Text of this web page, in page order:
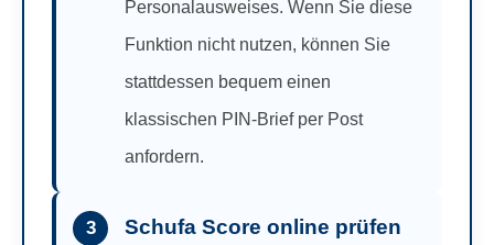
Personalausweises. Wenn Sie diese
Funktion nicht nutzen, können Sie
stattdessen bequem einen
klassischen PIN-Brief per Post
anfordern.
3 Schufa Score online prüfen